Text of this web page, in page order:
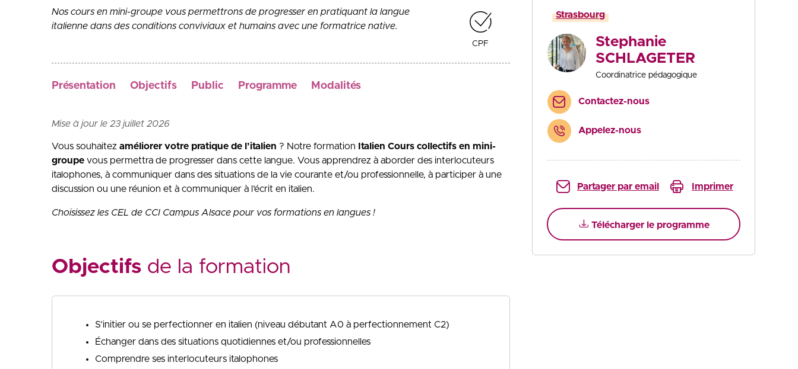
Nos cours en mini-groupe vous permettrons de progresser en pratiquant la langue
italienne dans des conditions conviviaux et humains avec une formatrice native.
CPF
Présentation Objectifs Public Programme Modalités
Strasbourg
Stephanie
SCHLAGETER
Coordinatrice pédagogique
Contactez-nous
Appelez-nous
Partager par email Imprimer
Télécharger le programme
Mise à jour le 23 juillet 2026
Vous souhaitez améliorer votre pratique de l’italien ? Notre formation
Italien Cours collectifs en mini-
groupe vous permettra de progresser dans cette langue. Vous apprendrez à aborder des interlocuteurs
italophones, à communiquer dans des situations de la vie courante et/ou professionnelle, à participer à une
discussion ou une réunion et à communiquer à l’écrit en italien.
Choisissez les CEL de CCI Campus Alsace pour vos formations en langues !
Objectifs de la formation
S’initier ou se perfectionner en italien (niveau débutant A0 à perfectionnement C2)
Échanger dans des situations quotidiennes et/ou professionnelles
Comprendre ses interlocuteurs italophones